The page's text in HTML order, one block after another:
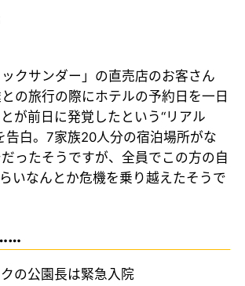
クサンダー」の直売店のお客さん
の旅行の際にホテルの予約日を一日
が前日に発覚したという“リアル
告白。7家族20人分の宿泊場所がな
ったそうですが、全員でこの方の自
いなんとか危機を乗り越えたそうで